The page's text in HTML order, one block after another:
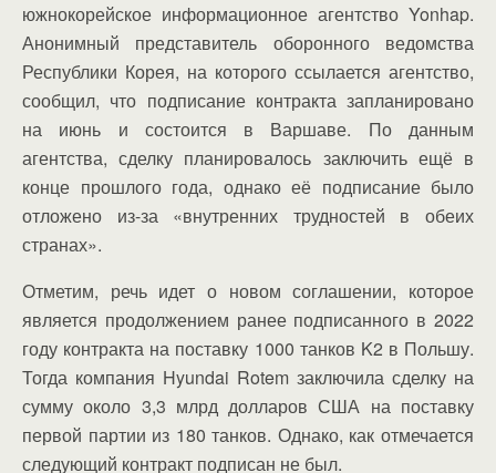
южнокорейское информационное агентство Yonhap.
Анонимный представитель оборонного ведомства
Республики Корея, на которого ссылается агентство,
сообщил, что подписание контракта запланировано
на июнь и состоится в Варшаве. По данным
агентства, сделку планировалось заключить ещё в
конце прошлого года, однако её подписание было
отложено из-за «внутренних трудностей в обеих
странах».
Отметим, речь идет о новом соглашении, которое
является продолжением ранее подписанного в 2022
году контракта на поставку 1000 танков K2 в Польшу.
Тогда компания Hyundai Rotem заключила сделку на
сумму около 3,3 млрд долларов США на поставку
первой партии из 180 танков. Однако, как отмечается
следующий контракт подписан не был.